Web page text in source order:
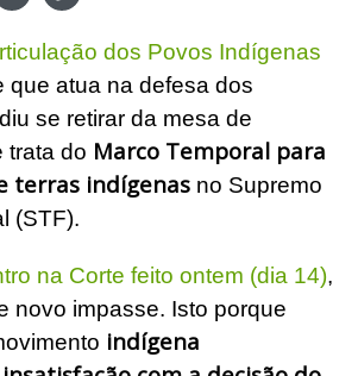
dos Povos Indígenas
que atua na defesa dos
se retirar da mesa de
trata do Marco Temporal para
terras indígenas no Supremo
(STF).
na Corte feito ontem (dia 14),
novo impasse. Isto porque
indígena